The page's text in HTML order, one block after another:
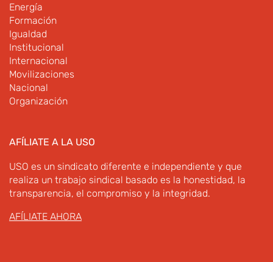
Energía
Formación
Igualdad
Institucional
Internacional
Movilizaciones
Nacional
Organización
AFÍLIATE A LA USO
USO es un sindicato diferente e independiente y que
realiza un trabajo sindical basado es la honestidad, la
transparencia, el compromiso y la integridad.
AFÍLIATE AHORA